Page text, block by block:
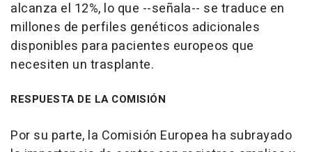
alcanza el 12%, lo que --señala-- se traduce en
millones de perfiles genéticos adicionales
disponibles para pacientes europeos que
necesiten un trasplante.
RESPUESTA DE LA COMISIÓN
Por su parte, la Comisión Europea ha subrayado